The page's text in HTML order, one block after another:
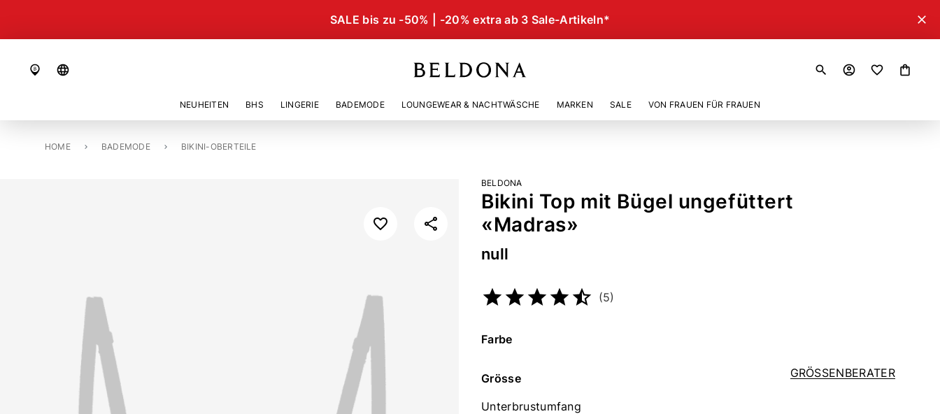
SALE bis zu -50% | -20% extra ab 3 Sale-Artikeln* close
language search account_circle shopping_bag
NEUHEITEN BHS LINGERIE BADEMODE LOUNGEWEAR & NACHTWÄSCHE MARKEN SALE VON FRAUEN FÜR FRAUEN
HOME BADEMODE BIKINI-OBERTEILE
BIKINI TOP MIT BÜGEL UNGEFÜTTERT «MADRAS»
BELDONA
Bikini Top mit Bügel ungefüttert
«Madras»
null
(5)
Farbe
GRÖSSENBERATER
Grösse
Unterbrustumfang